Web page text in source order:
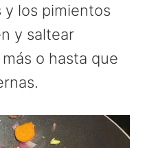
y los pimientos
y saltear
o hasta que